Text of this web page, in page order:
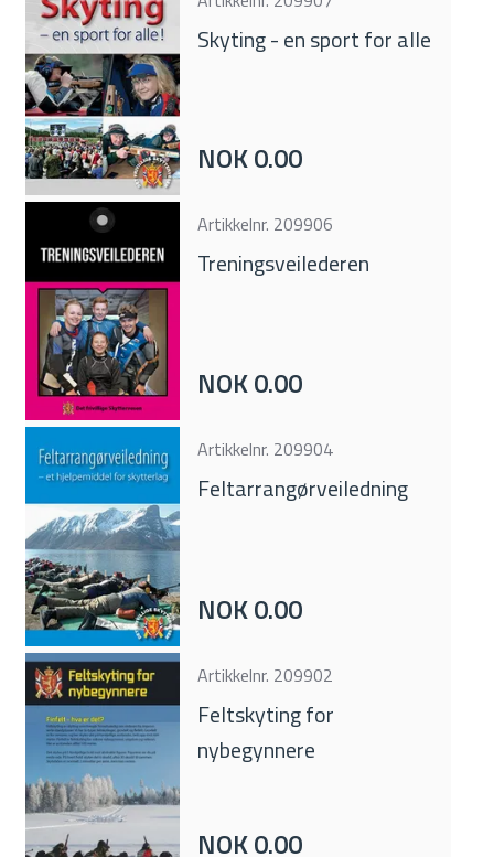
Skyting - en sport for alle
NOK 0.00
Artikkelnr. 209906
Treningsveilederen
NOK 0.00
Artikkelnr. 209904
Feltarrangørveiledning
NOK 0.00
Artikkelnr. 209902
Feltskyting for
nybegynnere
NOK 0.00